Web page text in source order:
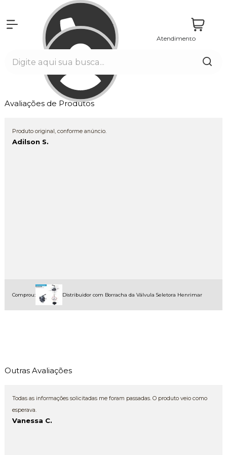
Atendimento
Avaliações de Produtos
Produto original, conforme anúncio.
Adilson S.
Comprou: Distribuidor com Borracha da Válvula Seletora Henrimar
Outras Avaliações
Todas as informações solicitadas me foram passadas. O produto veio como
esperava.
Vanessa C.